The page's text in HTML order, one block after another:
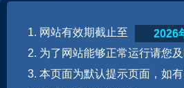
1. 网站有效期截止至
2. 为了网站能够正常运行请您
3. 本页面为默认提示页面，如
2026